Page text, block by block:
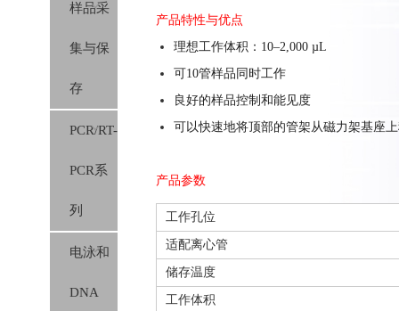
样品采
集与保
存
PCR/RT-
PCR系
列
电泳和
DNA
产品特性与优点
理想工作体积：10–2,000 µL
可10管样品同时工作
良好的样品控制和能见度
可以快速地将顶部的管架从磁力架基座
产品参数
工作孔位
适配离心管
储存温度
工作体积